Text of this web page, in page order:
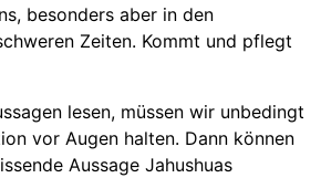
besonders aber in den
Zeiten. Kommt und pflegt
lesen, müssen wir unbedingt
vor Augen halten. Dann können
Aussage Jahushuas